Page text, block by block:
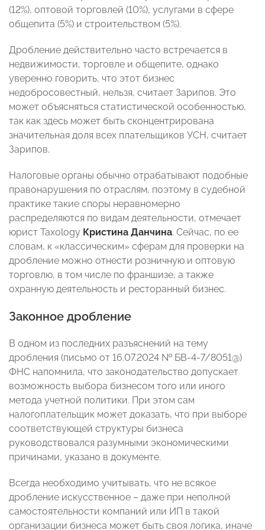
(12%), оптовой торговлей (10%), услугами в сфере
общепита (5%) и строительством (5%).
Дробление действительно часто встречается в
недвижимости, торговле и общепите, однако
уверенно говорить, что этот бизнес
недобросовестный, нельзя, считает Зарипов. Это
может объясняться статистической особенностью,
так как здесь может быть сконцентрирована
значительная доля всех плательщиков УСН, считает
Зарипов.
Налоговые органы обычно отрабатывают подобные
правонарушения по отраслям, поэтому в судебной
практике такие споры неравномерно
распределяются по видам деятельности, отмечает
юрист Taxology Кристина Данчина. Сейчас, по ее
словам, к «классическим» сферам для проверки на
дробление можно отнести розничную и оптовую
торговлю, в том числе по франшизе, а также
охранную деятельность и ресторанный бизнес.
Законное дробление
В одном из последних разъяснений на тему
дробления (письмо от 16.07.2024 № БВ-4-7/8051@)
ФНС напомнила, что законодательство допускает
возможность выбора бизнесом того или иного
метода учетной политики. При этом сам
налогоплательщик может доказать, что при выборе
соответствующей структуры бизнеса
руководствовался разумными экономическими
причинами, указано в документе.
Всегда необходимо учитывать, что не всякое
дробление искусственное – даже при неполной
самостоятельности компаний или ИП в такой
организации бизнеса может быть своя логика, иначе